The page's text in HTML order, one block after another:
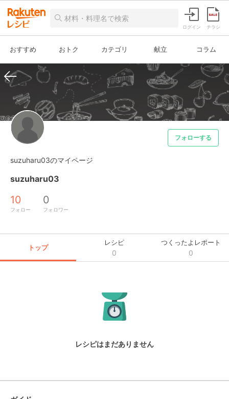
ログイン チラシ
おすすめ おトク カテゴリ 献立 コラム
フォローする
suzuharu03のマイページ
suzuharu03
10
フォロー
0
フォロワー
トップ
レシピ
0
つくったよレポート
0
レシピはまだありません